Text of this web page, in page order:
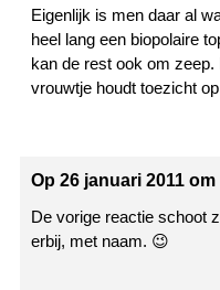
Eigenlijk is men daar al
heel lang een biopolaire
kan de rest ook om
vrouwtje houdt toezicht
Op 26 januari 2011
De vorige reactie schoot
erbij, met naam. 😉